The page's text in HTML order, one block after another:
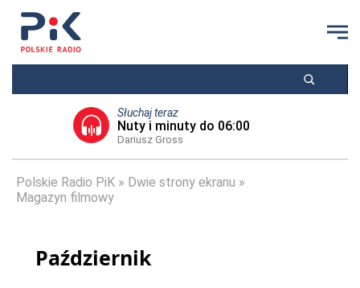
Słuchaj teraz
Nuty i minuty do 06:00
Dariusz Gross
Polskie Radio PiK
Dwie strony ekranu
Magazyn filmowy
Październik